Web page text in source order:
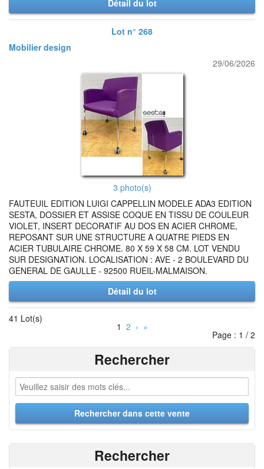
Détail du lot
Lot n° 268
Mobilier design
29/06/2026
3 photo(s)
FAUTEUIL EDITION LUIGI CAPPELLIN MODELE ADA3 EDITION
SESTA, DOSSIER ET ASSISE COQUE EN TISSU DE COULEUR
VIOLET, INSERT DECORATIF AU DOS EN ACIER CHROME,
REPOSANT SUR UNE STRUCTURE A QUATRE PIEDS EN
ACIER TUBULAIRE CHROME. 80 X 59 X 58 CM. LOT VENDU
SUR DESIGNATION. LOCALISATION : AVE - 2 BOULEVARD DU
GENERAL DE GAULLE - 92500 RUEIL-MALMAISON.
Détail du lot
41 Lot(s)
1 2 › »
Page : 1 / 2
Rechercher
Rechercher